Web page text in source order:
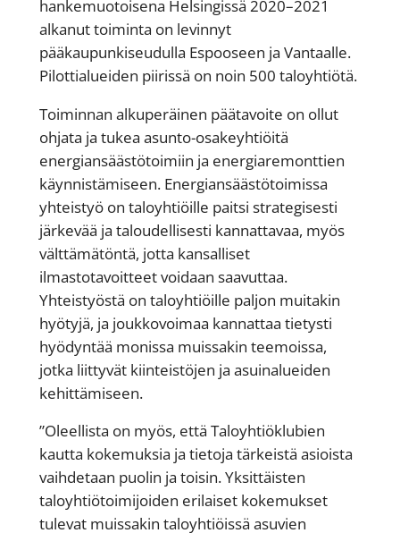
hankemuotoisena Helsingissä 2020–2021
alkanut toiminta on levinnyt
pääkaupunkiseudulla Espooseen ja Vantaalle.
Pilottialueiden piirissä on noin 500 taloyhtiötä.
Toiminnan alkuperäinen päätavoite on ollut
ohjata ja tukea asunto-osakeyhtiöitä
energiansäästötoimiin ja energiaremonttien
käynnistämiseen. Energiansäästötoimissa
yhteistyö on taloyhtiöille paitsi strategisesti
järkevää ja taloudellisesti kannattavaa, myös
välttämätöntä, jotta kansalliset
ilmastotavoitteet voidaan saavuttaa.
Yhteistyöstä on taloyhtiöille paljon muitakin
hyötyjä, ja joukkovoimaa kannattaa tietysti
hyödyntää monissa muissakin teemoissa,
jotka liittyvät kiinteistöjen ja asuinalueiden
kehittämiseen.
”Oleellista on myös, että Taloyhtiöklubien
kautta kokemuksia ja tietoja tärkeistä asioista
vaihdetaan puolin ja toisin. Yksittäisten
taloyhtiötoimijoiden erilaiset kokemukset
tulevat muissakin taloyhtiöissä asuvien